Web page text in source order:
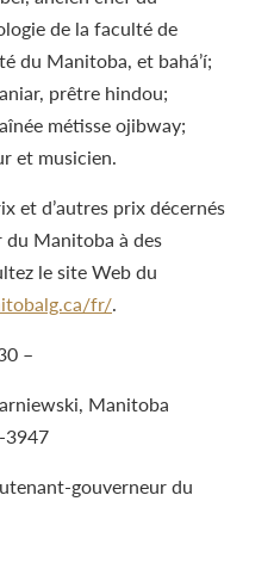
de la faculté de
du Manitoba, et bahá’í;
prêtre hindou;
métisse ojibway;
et musicien.
et d’autres prix décernés
Manitoba à des
le site Web du
fr/.
–
Manitoba
gouverneur du